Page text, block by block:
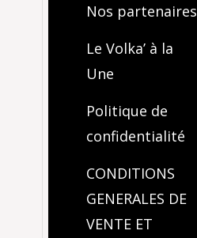
Nos partenaires
Le Volka’ à la
Une
Politique de
confidentialité
CONDITIONS
GENERALES DE
VENTE ET